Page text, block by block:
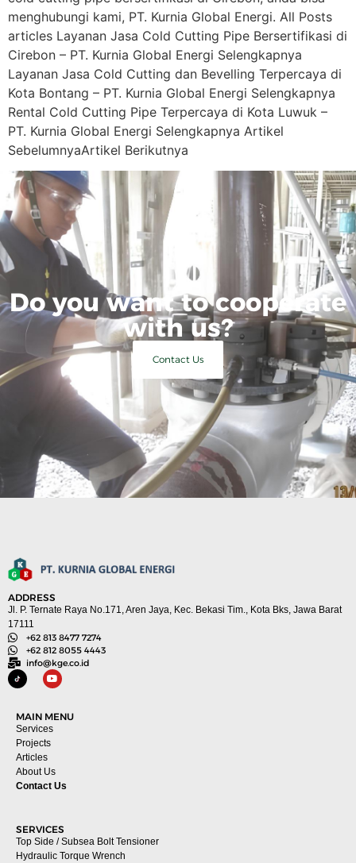
menghubungi kami, PT. Kurnia Global Energi. All Posts
articles Layanan Jasa Cold Cutting Pipe Bersertifikasi di
Cirebon – PT. Kurnia Global Energi Selengkapnya
Layanan Jasa Cold Cutting dan Bevelling Terpercaya di
Kota Bontang – PT. Kurnia Global Energi Selengkapnya
Rental Cold Cutting Pipe Terpercaya di Kota Luwuk –
PT. Kurnia Global Energi Selengkapnya Artikel
SebelumnyaArtikel Berikutnya
Do you want to cooperate
with us?
Contact Us
ADDRESS
Jl. P. Ternate Raya No.171, Aren Jaya, Kec. Bekasi Tim., Kota Bks, Jawa Barat
17111
+62 813 8477 7274
+62 812 8055 4443
info@kge.co.id
MAIN MENU
Services
Projects
Articles
About Us
Contact Us
SERVICES
Top Side / Subsea Bolt Tensioner
Hydraulic Torque Wrench